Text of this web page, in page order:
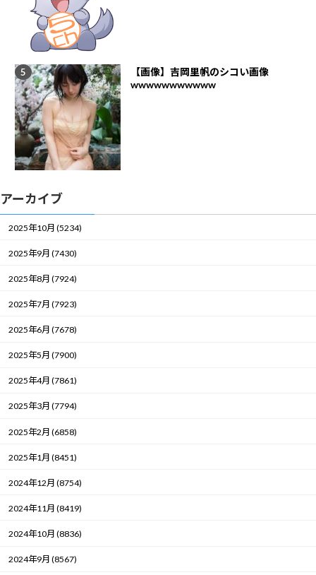
【画像】吉岡里帆のシコい画像
wwwwwwwwwww
アーカイブ
2025年10月 (5234)
2025年9月 (7430)
2025年8月 (7924)
2025年7月 (7923)
2025年6月 (7678)
2025年5月 (7900)
2025年4月 (7861)
2025年3月 (7794)
2025年2月 (6858)
2025年1月 (8451)
2024年12月 (8754)
2024年11月 (8419)
2024年10月 (8836)
2024年9月 (8567)